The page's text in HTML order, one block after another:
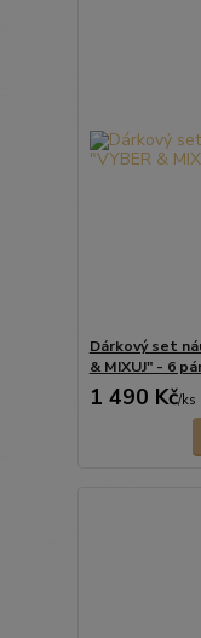
Dárkový set
& MIXUJ" - 6
1 490 Kč/ks